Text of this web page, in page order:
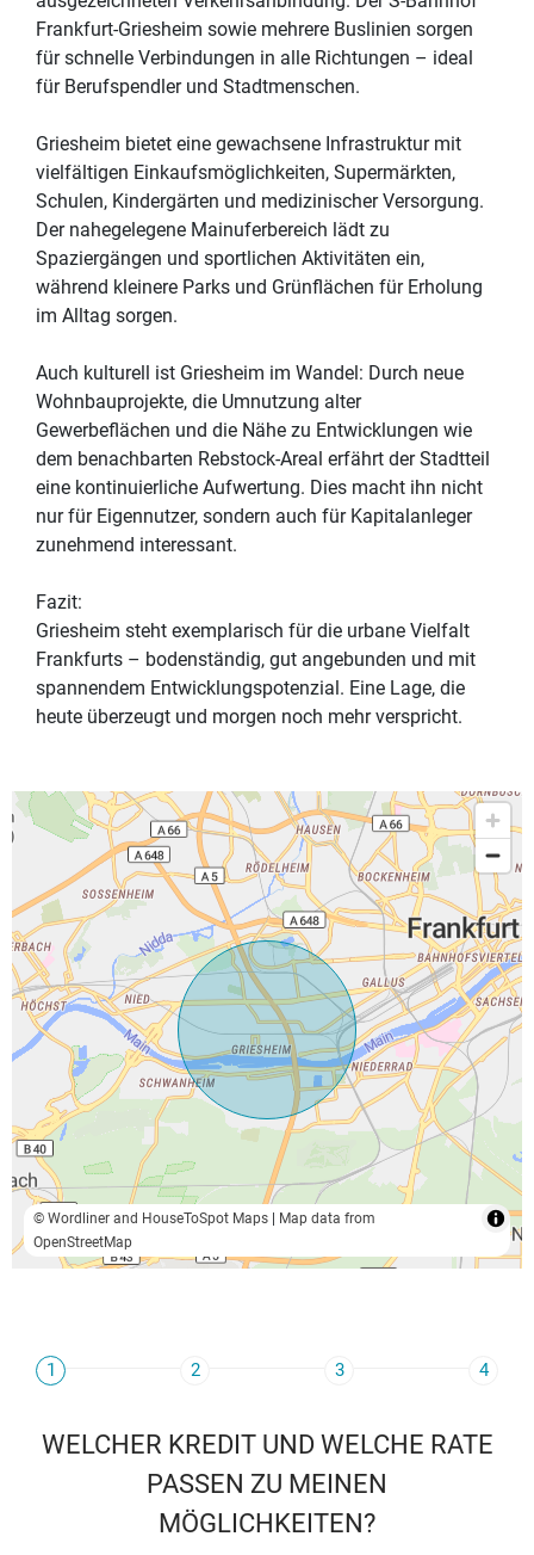
Frankfurt-Griesheim sowie mehrere Buslinien sorgen
für schnelle Verbindungen in alle Richtungen – ideal
für Berufspendler und Stadtmenschen.
Griesheim bietet eine gewachsene Infrastruktur mit
vielfältigen Einkaufsmöglichkeiten, Supermärkten,
Schulen, Kindergärten und medizinischer Versorgung.
Der nahegelegene Mainuferbereich lädt zu
Spaziergängen und sportlichen Aktivitäten ein,
während kleinere Parks und Grünflächen für Erholung
im Alltag sorgen.
Auch kulturell ist Griesheim im Wandel: Durch neue
Wohnbauprojekte, die Umnutzung alter
Gewerbeflächen und die Nähe zu Entwicklungen wie
dem benachbarten Rebstock-Areal erfährt der Stadtteil
eine kontinuierliche Aufwertung. Dies macht ihn nicht
nur für Eigennutzer, sondern auch für Kapitalanleger
zunehmend interessant.
Fazit:
Griesheim steht exemplarisch für die urbane Vielfalt
Frankfurts – bodenständig, gut angebunden und mit
spannendem Entwicklungspotenzial. Eine Lage, die
heute überzeugt und morgen noch mehr verspricht.
© Wordliner and HouseToSpot Maps | Map data from
OpenStreetMap
1 2 3 4
WELCHER KREDIT UND WELCHE RATE
PASSEN ZU MEINEN
MÖGLICHKEITEN?